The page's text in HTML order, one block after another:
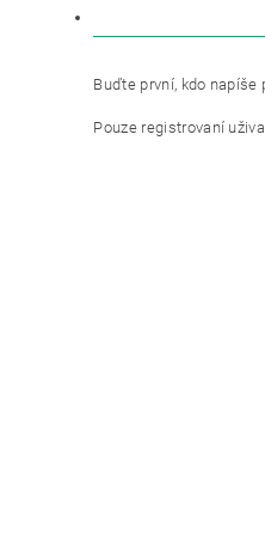
Buďte první, kdo napíše
Pouze registrovaní